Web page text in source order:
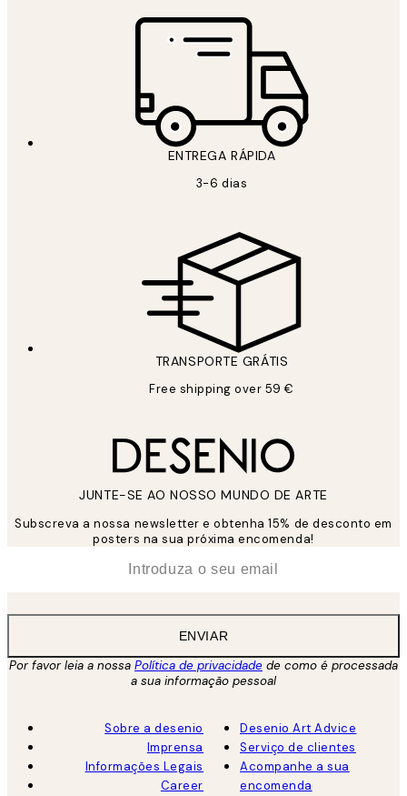
ENTREGA RÁPIDA
3-6 dias
TRANSPORTE GRÁTIS
Free shipping over 59 €
JUNTE-SE AO NOSSO MUNDO DE ARTE
Subscreva a nossa newsletter e obtenha 15% de desconto em
posters na sua próxima encomenda!
ENVIAR
Por favor leia a nossa Política de privacidade de como é processada
a sua informação pessoal
Sobre a desenio
Imprensa
Informações Legais
Career
Desenio Art Advice
Serviço de clientes
Acompanhe a sua
encomenda